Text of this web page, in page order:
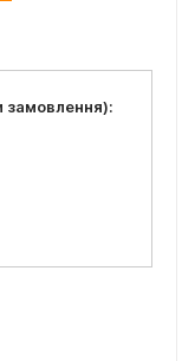
замовлення):